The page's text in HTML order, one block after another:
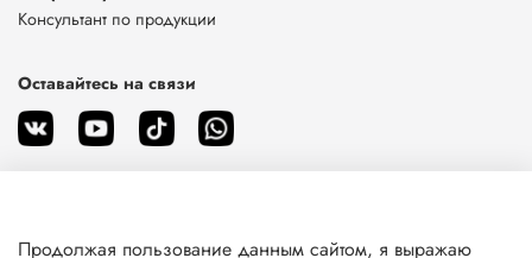
Консультант по продукции
Оставайтесь на связи
Продолжая пользование данным сайтом, я выражаю